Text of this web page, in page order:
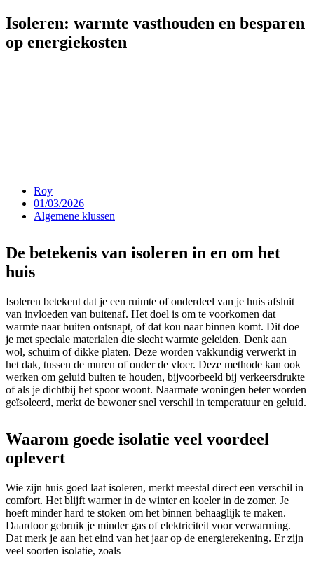
Isoleren: warmte vasthouden en besparen
op energiekosten
Roy
01/03/2026
Algemene klussen
De betekenis van isoleren in en om het
huis
Isoleren betekent dat je een ruimte of onderdeel van je huis afsluit
van invloeden van buitenaf. Het doel is om te voorkomen dat
warmte naar buiten ontsnapt, of dat kou naar binnen komt. Dit doe
je met speciale materialen die slecht warmte geleiden. Denk aan
wol, schuim of dikke platen. Deze worden vakkundig verwerkt in
het dak, tussen de muren of onder de vloer. Deze methode kan ook
werken om geluid buiten te houden, bijvoorbeeld bij verkeersdrukte
of als je dichtbij het spoor woont. Naarmate woningen beter worden
geïsoleerd, merkt de bewoner snel verschil in temperatuur en geluid.
Waarom goede isolatie veel voordeel
oplevert
Wie zijn huis goed laat isoleren, merkt meestal direct een verschil in
comfort. Het blijft warmer in de winter en koeler in de zomer. Je
hoeft minder hard te stoken om het binnen behaaglijk te maken.
Daardoor gebruik je minder gas of elektriciteit voor verwarming.
Dat merk je aan het eind van het jaar op de energierekening. Er zijn
veel soorten isolatie, zoals